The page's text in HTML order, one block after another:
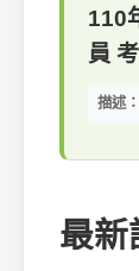
110
員
描述：
最新